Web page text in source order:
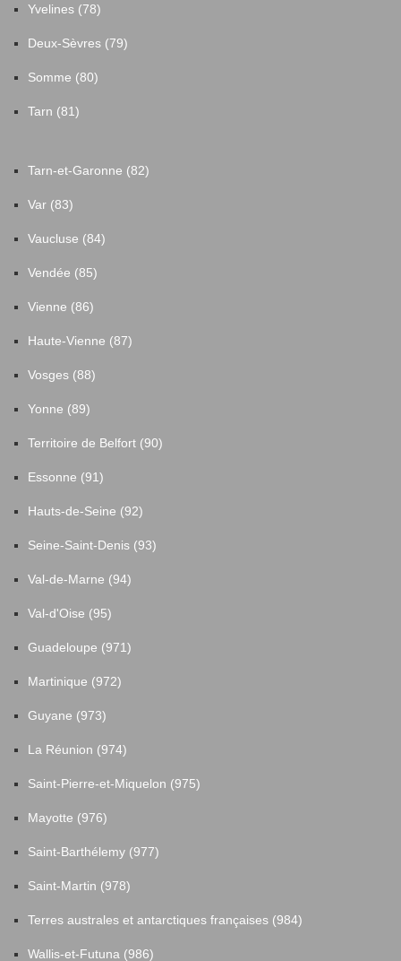
Yvelines (78)
Deux-Sèvres (79)
Somme (80)
Tarn (81)
Tarn-et-Garonne (82)
Var (83)
Vaucluse (84)
Vendée (85)
Vienne (86)
Haute-Vienne (87)
Vosges (88)
Yonne (89)
Territoire de Belfort (90)
Essonne (91)
Hauts-de-Seine (92)
Seine-Saint-Denis (93)
Val-de-Marne (94)
Val-d'Oise (95)
Guadeloupe (971)
Martinique (972)
Guyane (973)
La Réunion (974)
Saint-Pierre-et-Miquelon (975)
Mayotte (976)
Saint-Barthélemy (977)
Saint-Martin (978)
Terres australes et antarctiques françaises (984)
Wallis-et-Futuna (986)